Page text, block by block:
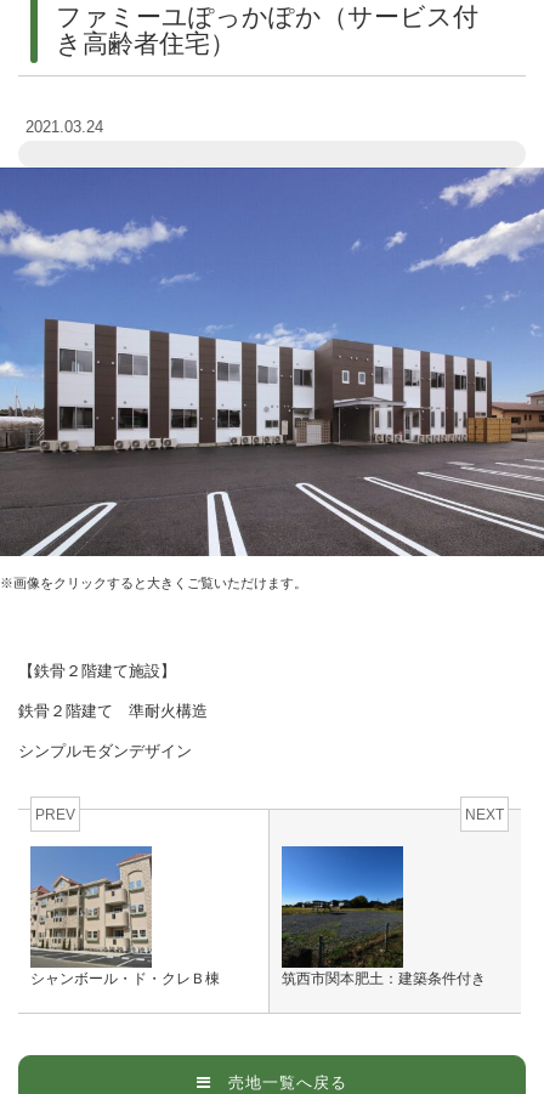
ファミーユぽっかぽか（サービス付
き高齢者住宅）
2021.03.24
※画像をクリックすると大きくご覧いただけます。
【鉄骨２階建て施設】
鉄骨２階建て 準耐火構造
シンプルモダンデザイン
PREV
シャンボール・ド・クレＢ棟
NEXT
筑西市関本肥土：建築条件付き
売地一覧へ戻る